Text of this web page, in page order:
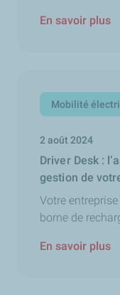
En savoir plus
Mobilité
2 août 2024
Driver Desk :
gestion de
Votre
borne de
En savoir plus